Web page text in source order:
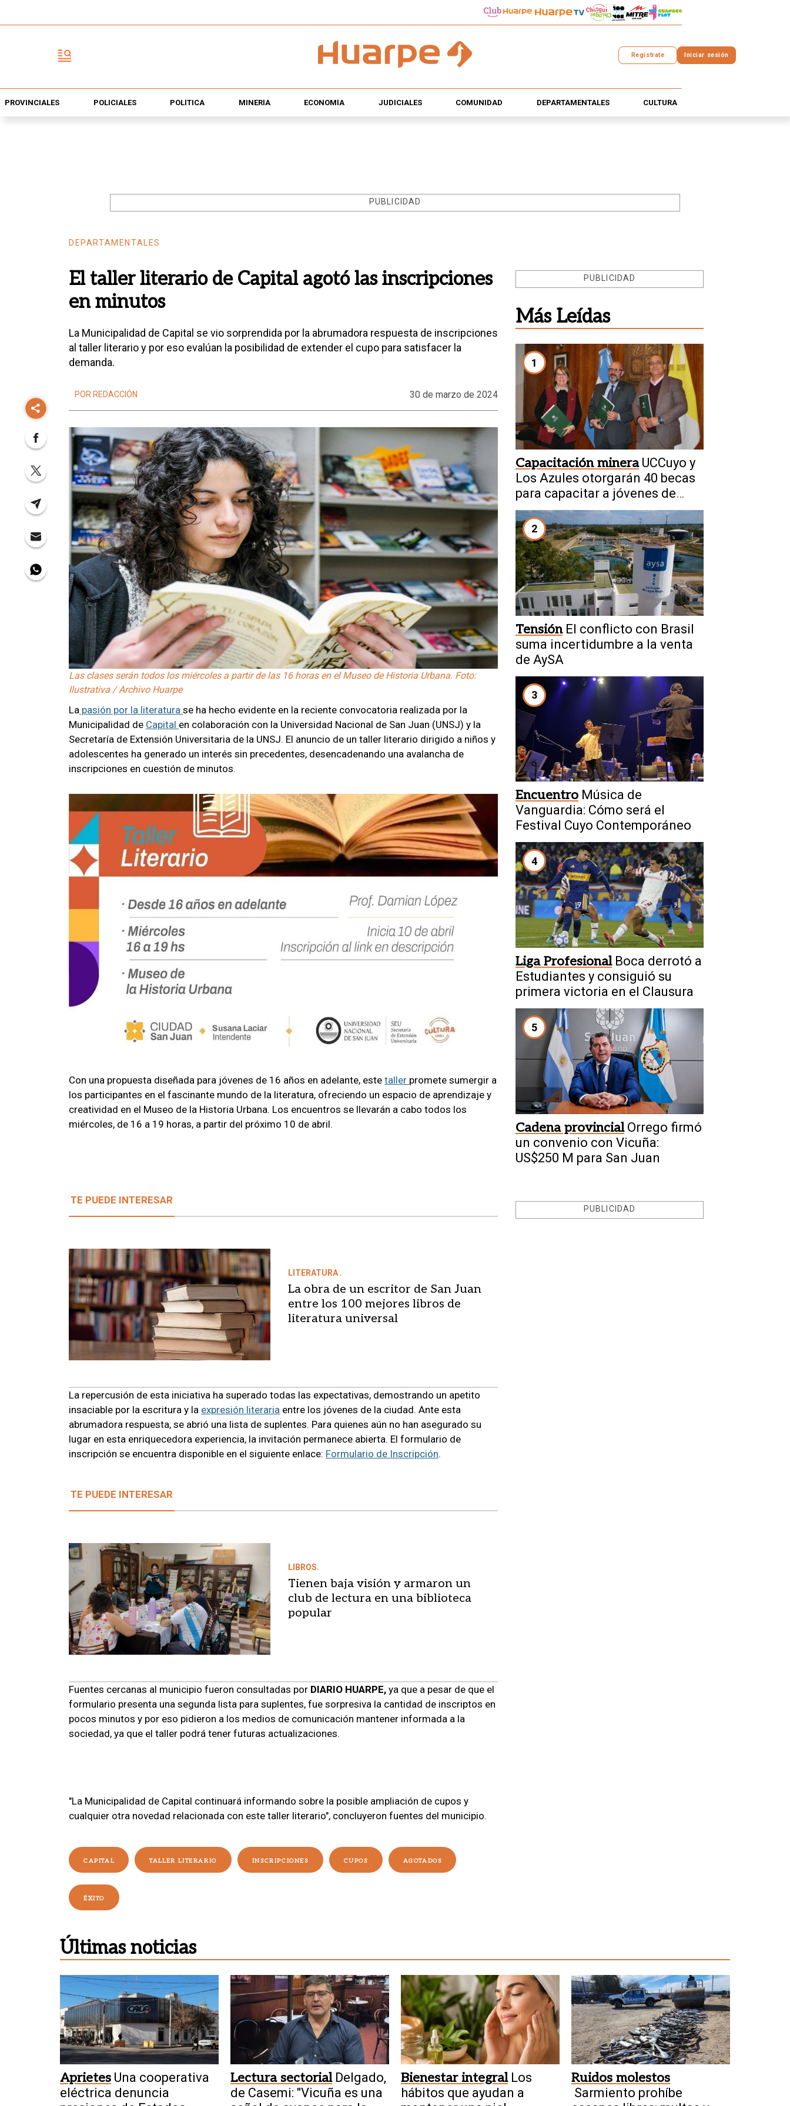
Registrate Iniciar sesión
PROVINCIALES POLICIALES POLÍTICA MINERÍA ECONOMÍA JUDICIALES COMUNIDAD DEPARTAMENTALES CULTURA
PUBLICIDAD
DEPARTAMENTALES
El taller literario de Capital agotó las inscripciones
en minutos
La Municipalidad de Capital se vio sorprendida por la abrumadora respuesta de inscripciones
al taller literario y por eso evalúan la posibilidad de extender el cupo para satisfacer la
demanda.
POR REDACCIÓN 30 de marzo de 2024
Las clases serán todos los miércoles a partir de las 16 horas en el Museo de Historia Urbana. Foto:
Ilustrativa / Archivo Huarpe
La pasión por la literatura se ha hecho evidente en la reciente convocatoria realizada por la
Municipalidad de Capital en colaboración con la Universidad Nacional de San Juan (UNSJ) y la
Secretaría de Extensión Universitaria de la UNSJ. El anuncio de un taller literario dirigido a niños y
adolescentes ha generado un interés sin precedentes, desencadenando una avalancha de
inscripciones en cuestión de minutos.
Con una propuesta diseñada para jóvenes de 16 años en adelante, este taller promete sumergir a
los participantes en el fascinante mundo de la literatura, ofreciendo un espacio de aprendizaje y
creatividad en el Museo de la Historia Urbana. Los encuentros se llevarán a cabo todos los
miércoles, de 16 a 19 horas, a partir del próximo 10 de abril.
TE PUEDE INTERESAR
LITERATURA .
La obra de un escritor de San Juan
entre los 100 mejores libros de
literatura universal
La repercusión de esta iniciativa ha superado todas las expectativas, demostrando un apetito
insaciable por la escritura y la expresión literaria entre los jóvenes de la ciudad. Ante esta
abrumadora respuesta, se abrió una lista de suplentes. Para quienes aún no han asegurado su
lugar en esta enriquecedora experiencia, la invitación permanece abierta. El formulario de
inscripción se encuentra disponible en el siguiente enlace: Formulario de Inscripción.
TE PUEDE INTERESAR
LIBROS.
Tienen baja visión y armaron un
club de lectura en una biblioteca
popular
Fuentes cercanas al municipio fueron consultadas por DIARIO HUARPE, ya que a pesar de que el
formulario presenta una segunda lista para suplentes, fue sorpresiva la cantidad de inscriptos en
pocos minutos y por eso pidieron a los medios de comunicación mantener informada a la
sociedad, ya que el taller podrá tener futuras actualizaciones.
"La Municipalidad de Capital continuará informando sobre la posible ampliación de cupos y
cualquier otra novedad relacionada con este taller literario", concluyeron fuentes del municipio.
CAPITAL TALLER LITERARIO INSCRIPCIONES CUPOS AGOTADOS
ÉXITO
PUBLICIDAD
Más Leídas
1
Capacitación minera UCCuyo y
Los Azules otorgarán 40 becas
para capacitar a jóvenes de
Calingasta
2
Tensión El conflicto con Brasil
suma incertidumbre a la venta
de AySA
3
Encuentro Música de
Vanguardia: Cómo será el
Festival Cuyo Contemporáneo
4
Liga Profesional Boca derrotó a
Estudiantes y consiguió su
primera victoria en el Clausura
5
Cadena provincial Orrego firmó
un convenio con Vicuña:
US$250 M para San Juan
PUBLICIDAD
Últimas noticias
Aprietes Una cooperativa
eléctrica denuncia
Lectura sectorial Delgado,
de Casemi: "Vicuña es una
Bienestar integral Los
hábitos que ayudan a
Ruidos molestos
Sarmiento prohíbe